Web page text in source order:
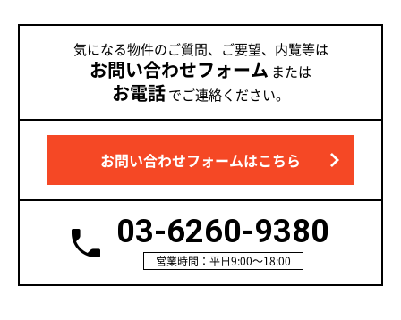
気になる物件のご質問、ご要望、内覧等は
お問い合わせフォーム または
お電話でご連絡ください。
お問い合わせフォームはこちら
03-6260-9380
営業時間：平日9:00～18:00